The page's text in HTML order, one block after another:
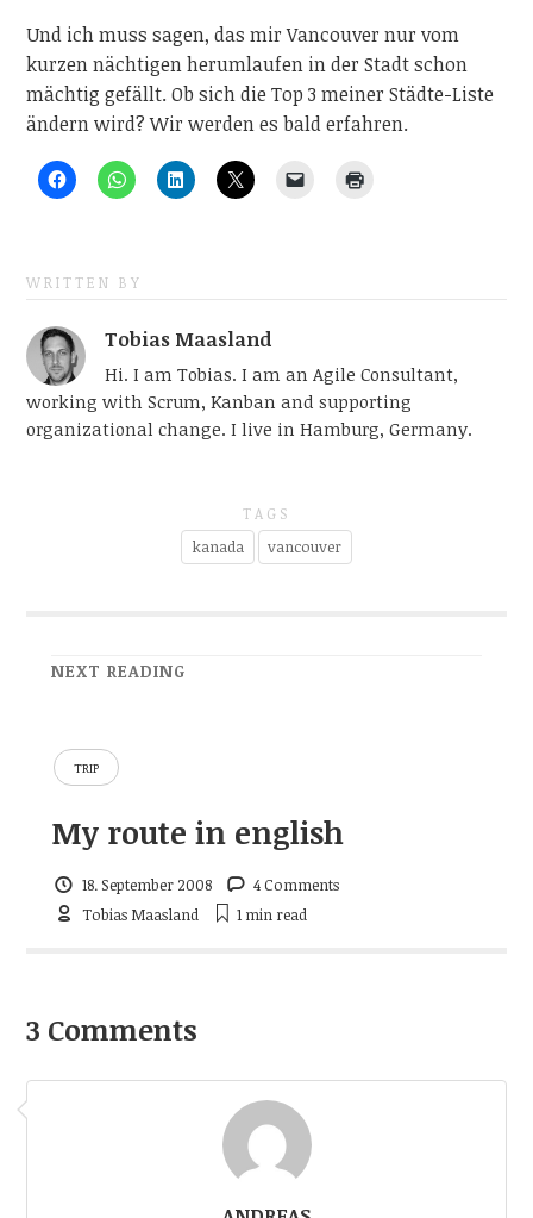
Und ich muss sagen, das mir Vancouver nur vom
kurzen nächtigen herumlaufen in der Stadt schon
mächtig gefällt. Ob sich die Top 3 meiner Städte-Liste
ändern wird? Wir werden es bald erfahren.
WRITTEN BY
Tobias Maasland
Hi. I am Tobias. I am an Agile Consultant,
working with Scrum, Kanban and supporting
organizational change. I live in Hamburg, Germany.
TAGS
kanada vancouver
NEXT READING
TRIP
My route in english
18. September 2008
4 Comments
Tobias Maasland
1 min read
3 Comments